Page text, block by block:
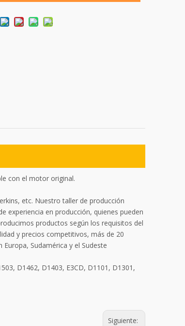
con el motor original.
etc. Nuestro taller de producción
experiencia en producción, quienes pueden
productos según los requisitos del
y precios competitivos, más de 20
Sudamérica y el Sudeste
D1462, D1403, E3CD, D1101, D1301,
Siguiente: